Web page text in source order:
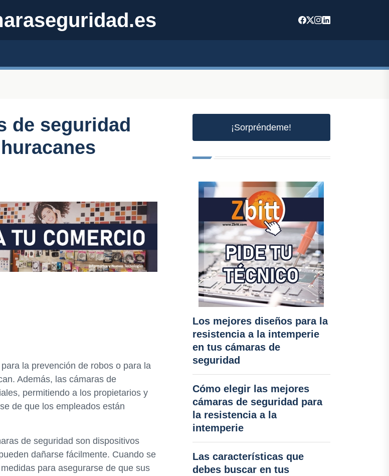
de seguridad
la prevención de robos o para la
Además, las cámaras de
permitiendo a los propietarios y
de que los empleados están
de seguridad son dispositivos
dañarse fácilmente. Cuando se
para asegurarse de que sus
¡Sorpréndeme!
Los mejores diseños para la
resistencia a la intemperie
en tus cámaras de
seguridad
Cómo elegir las mejores
cámaras de seguridad para
la resistencia a la
intemperie
Las características que
debes buscar en tus